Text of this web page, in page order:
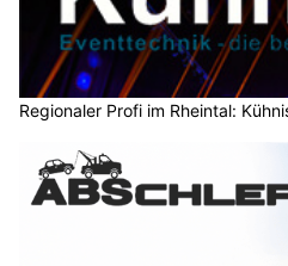
Regionaler Profi im Rheintal: